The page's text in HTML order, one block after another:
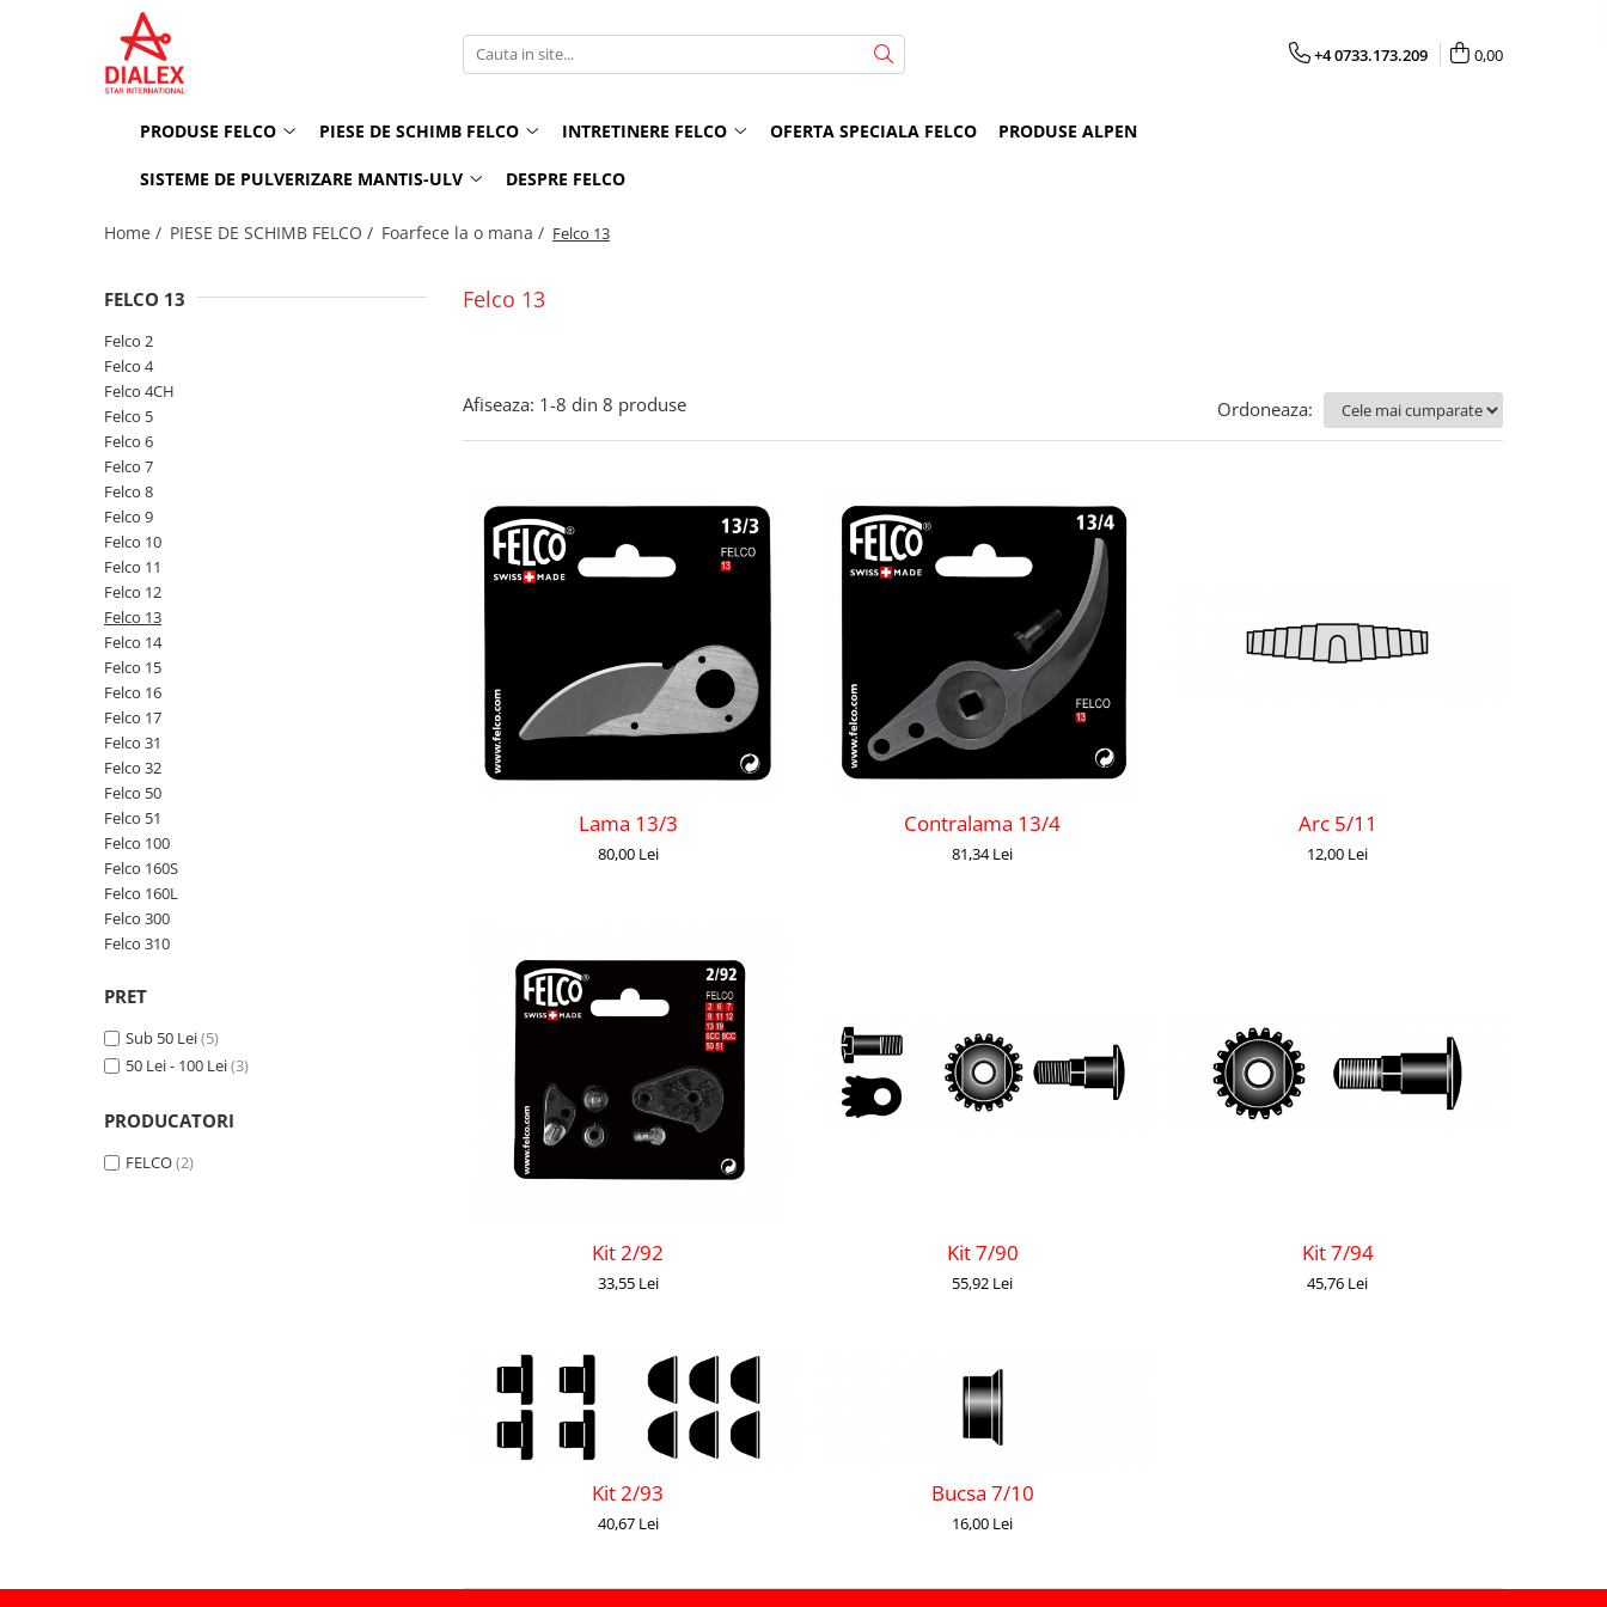
PRODUSE FELCO
FOARFECE LA O MANA
Modele ergonomice
Pentru aplicatii speciale
FOARFECE LA DOUA MAINI
Cu manere din aluminiu
Cu sistem de parghie
Cu manere din aluminiu forjat
FIERASTRAIE
CUTITE PENTRU ALTOIT
CUTITE DE BUZUNAR
FOARFECE ELECTRICE SI ACCESORII
Pentru ascutit
Pentru intretinere
Toc foarfeca
PIESE DE SCHIMB FELCO
Foarfece la o mana
INTRETINERE FELCO
SISTEME DE PULVERIZARE MANTIS-ULV
COMBATEREA BURUIENILOR
+4 0733.173.209 0,00
PRODUSE FELCO PIESE DE SCHIMB FELCO INTRETINERE FELCO OFERTA SPECIALA FELCO PRODUSE ALPEN
SISTEME DE PULVERIZARE MANTIS-ULV DESPRE FELCO
Home / PIESE DE SCHIMB FELCO / Foarfece la o mana / Felco 13
Felco 13
FELCO 13
Felco 2
Felco 4
Felco 4CH
Felco 5
Felco 6
Felco 7
Felco 8
Felco 9
Felco 10
Felco 11
Felco 12
Felco 13
Felco 14
Felco 15
Felco 16
Felco 17
Felco 31
Felco 32
Felco 50
Felco 51
Felco 100
Felco 160S
Felco 160L
Felco 300
Felco 310
PRET
Sub 50 Lei(5)
50 Lei - 100 Lei(3)
PRODUCATORI
FELCO(2)
Afiseaza: 1-8 din 8 produse Ordoneaza:
Lama 13/3
80,00 Lei
Contralama 13/4
81,34 Lei
Arc 5/11
12,00 Lei
Kit 2/92
33,55 Lei
Kit 7/90
55,92 Lei
Kit 7/94
45,76 Lei
Kit 2/93
40,67 Lei
Bucsa 7/10
16,00 Lei